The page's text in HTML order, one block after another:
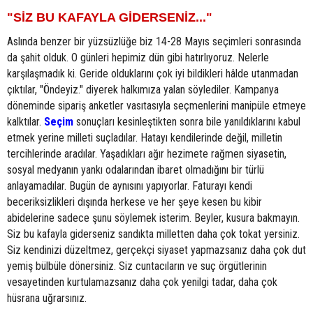
"SİZ BU KAFAYLA GİDERSENİZ..."
Aslında benzer bir yüzsüzlüğe biz 14-28 Mayıs seçimleri sonrasında
da şahit olduk. O günleri hepimiz dün gibi hatırlıyoruz. Nelerle
karşılaşmadık ki. Geride olduklarını çok iyi bildikleri hâlde utanmadan
çıktılar, "Öndeyiz." diyerek halkımıza yalan söylediler. Kampanya
döneminde sipariş anketler vasıtasıyla seçmenlerini manipüle etmeye
kalktılar. Seçim sonuçları kesinleştikten sonra bile yanıldıklarını kabul
etmek yerine milleti suçladılar. Hatayı kendilerinde değil, milletin
tercihlerinde aradılar. Yaşadıkları ağır hezimete rağmen siyasetin,
sosyal medyanın yankı odalarından ibaret olmadığını bir türlü
anlayamadılar. Bugün de aynısını yapıyorlar. Faturayı kendi
beceriksizlikleri dışında herkese ve her şeye kesen bu kibir
abidelerine sadece şunu söylemek isterim. Beyler, kusura bakmayın.
Siz bu kafayla giderseniz sandıkta milletten daha çok tokat yersiniz.
Siz kendinizi düzeltmez, gerçekçi siyaset yapmazsanız daha çok dut
yemiş bülbüle dönersiniz. Siz cuntacıların ve suç örgütlerinin
vesayetinden kurtulamazsanız daha çok yenilgi tadar, daha çok
hüsrana uğrarsınız.